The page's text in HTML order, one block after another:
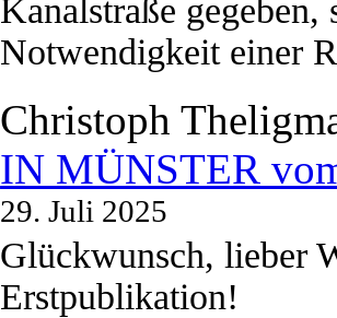
Kanalstraße
Notwendigkeit einer
Christoph
IN MÜNSTER
29. Juli 2025
Glückwunsch, lieber
Erstpublikation!